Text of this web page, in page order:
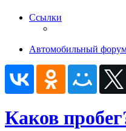
Ссылки
Автомобильный
Каков